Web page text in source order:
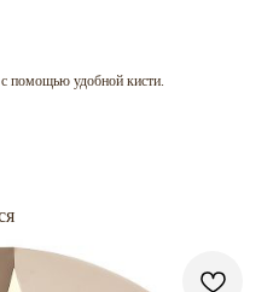
с помощью удобной кисти.